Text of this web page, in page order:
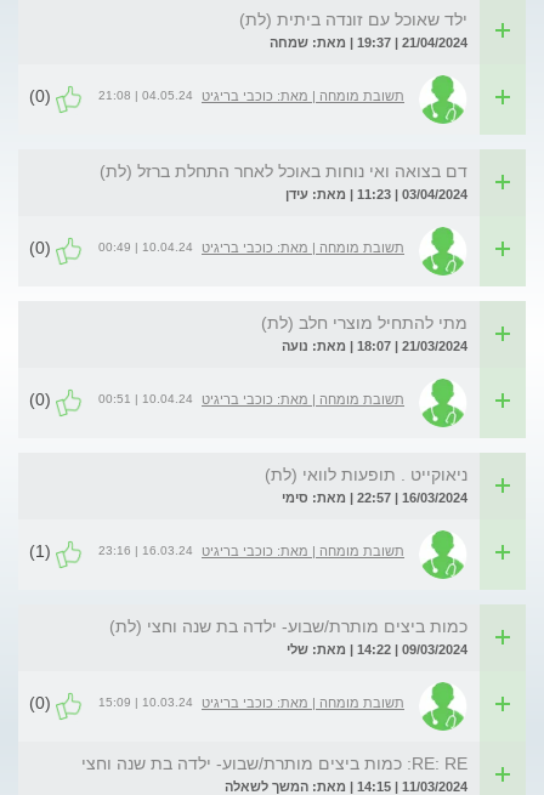
ילד שאוכל עם זונדה ביתית (לת)
21/04/2024 | 19:37 | מאת: שמחה
תשובת מומחה | מאת: כוכבי בריגיט 04.05.24 | 21:08
(0)
דם בצואה ואי נוחות באוכל לאחר התחלת ברזל (לת)
03/04/2024 | 11:23 | מאת: עידן
תשובת מומחה | מאת: כוכבי בריגיט 10.04.24 | 00:49
(0)
מתי להתחיל מוצרי חלב (לת)
21/03/2024 | 18:07 | מאת: נועה
תשובת מומחה | מאת: כוכבי בריגיט 10.04.24 | 00:51
(0)
ניאוקייט . תופעות לוואי (לת)
16/03/2024 | 22:57 | מאת: סימי
תשובת מומחה | מאת: כוכבי בריגיט 16.03.24 | 23:16
(1)
כמות ביצים מותרת/שבוע- ילדה בת שנה וחצי (לת)
09/03/2024 | 14:22 | מאת: שלי
תשובת מומחה | מאת: כוכבי בריגיט 10.03.24 | 15:09
(0)
RE: RE: כמות ביצים מותרת/שבוע- ילדה בת שנה וחצי
11/03/2024 | 14:15 | מאת: המשך לשאלה